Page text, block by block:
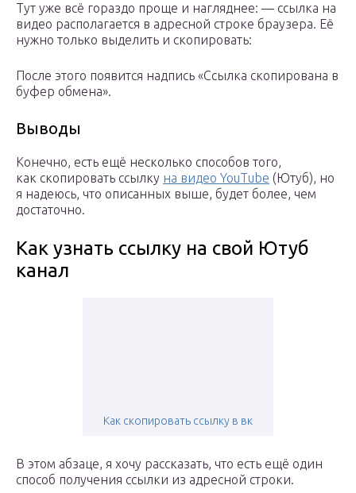
Тут уже всё гораздо проще и нагляднее: — ссылка на
видео располагается в адресной строке браузера. Её
нужно только выделить и скопировать:
После этого появится надпись «Ссылка скопирована в
буфер обмена».
Выводы
Конечно, есть ещё несколько способов того,
как скопировать ссылку на видео YouTube (Ютуб), но
я надеюсь, что описанных выше, будет более, чем
достаточно.
Как узнать ссылку на свой Ютуб
канал
Как скопировать ссылку в вк
В этом абзаце, я хочу рассказать, что есть ещё один
способ получения ссылки из адресной строки.